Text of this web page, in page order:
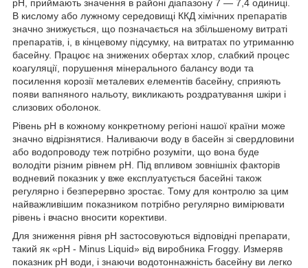
pH, приймають значення в районі діапазону 7 — 7,4 одиниці.
В кислому або лужному середовищі ККД хімічних препаратів
значно знижується, що позначається на збільшеному витраті
препаратів, і, в кінцевому підсумку, на витратах по утриманню
басейну. Працює на знижених обертах хлор, слабкий процес
коагуляції, порушення мінерального балансу води та
посилення корозії металевих елементів басейну, сприяють
появи вапняного нальоту, викликають роздратування шкіри і
слизових оболонок.
Рівень pH в кожному конкретному регіоні нашої країни може
значно відрізнятися. Наливаючи воду в басейн зі свердловини
або водопроводу теж потрібно розуміти, що вона буде
володіти різним рівнем pH. Під впливом зовнішніх факторів
водневий показник у вже експлуатується басейні також
регулярно і безперервно зростає. Тому для контролю за цим
найважливішим показником потрібно регулярно вимірювати
рівень і вчасно вносити корективи.
Для зниження рівня pH застосовуються відповідні препарати,
такий як «рН - Minus Liquid» від виробника Froggy. Измеряв
показник pH води, і знаючи водотоннажність басейну ви легко